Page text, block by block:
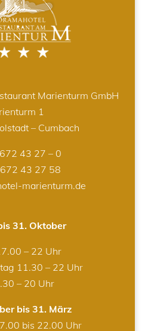
Marienturm GmbH
1
– Cumbach
43 27 – 0
43 27 58
marienturm.de
31. Oktober
– 22 Uhr
11.30 – 22 Uhr
– 20 Uhr
bis 31. März
bis 22.00 Uhr